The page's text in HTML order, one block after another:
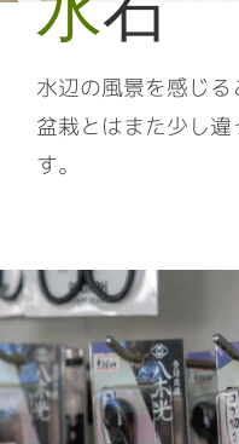
水辺の風景を感じる
盆栽とはまた少し
す。